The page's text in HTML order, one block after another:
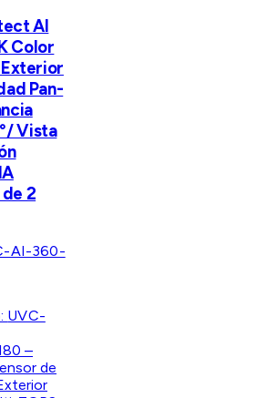
AI
Color
Pan-
Vista
2
AI-360-
UVC-